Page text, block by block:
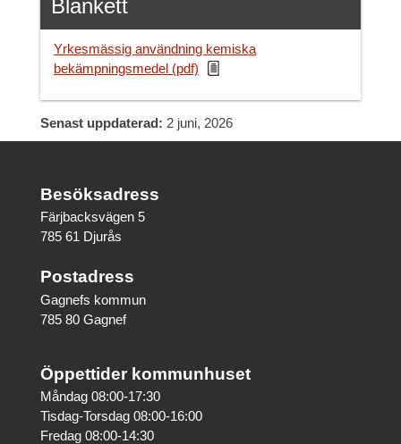
Blankett
Yrkesmässig användning kemiska
bekämpningsmedel (pdf)
Senast uppdaterad: 2 juni, 2026
Besöksadress
Färjbacksvägen 5
785 61 Djurås
Postadress
Gagnefs kommun
785 80 Gagnef
Öppettider kommunhuset
Måndag 08:00-17:30
Tisdag-Torsdag 08:00-16:00
Fredag 08:00-14:30